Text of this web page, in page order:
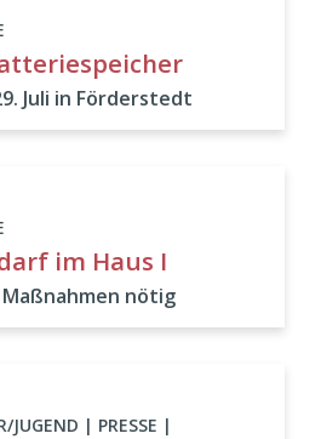
Juli in Förderstedt
im Haus I
nötig
JUGEND | PRESSE |